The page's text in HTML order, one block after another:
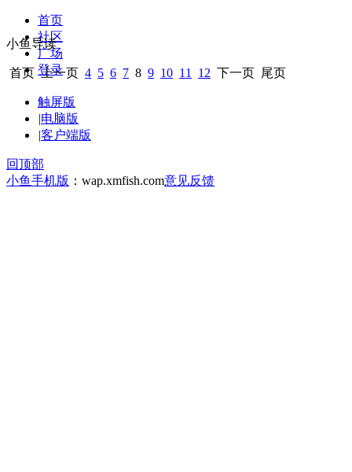
首页
社区
广场
登录
小鱼导读
首页 上一页 4 5 6 7 8 9 10 11 12 下一页 尾页
触屏版
|电脑版
|客户端版
回顶部
小鱼手机版 ：wap.xmfish.com意见反馈